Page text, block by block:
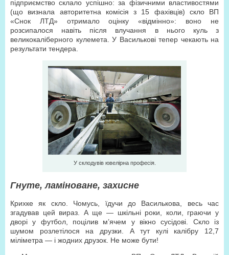
підприємство склало успішно: за фізичними властивостями
(що визнала авторитетна комісія з 15 фахівців) скло ВП
«Снок ЛТД» отримало оцінку «відмінно»: воно не
розсипалося навіть після влучання в нього куль з
великокаліберного кулемета. У Василькові тепер чекають на
результати тендера.
У склодувів ювелірна професія.
Гнуте, ламіноване, захисне
Крихке як скло. Чомусь, їдучи до Василькова, весь час
згадував цей вираз. А ще — шкільні роки, коли, граючи у
дворі у футбол, поцілив м’ячем у вікно сусідові. Скло із
шумом розлетілося на друзки. А тут кулі калібру 12,7
міліметра — і жодних друзок. Не може бути!